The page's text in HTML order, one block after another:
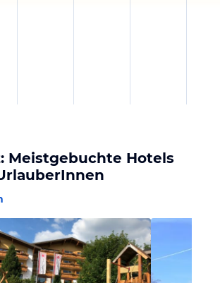
Meistgebuchte Hotels